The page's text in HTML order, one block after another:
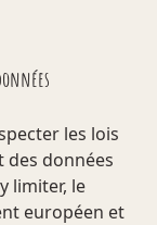
les lois
données
limiter, le
européen et